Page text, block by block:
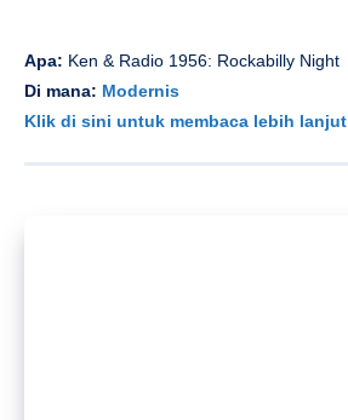
Apa: Ken & Radio 1956: Rockabilly Night
Di mana: Modernis
Klik di sini untuk membaca lebih lanjut